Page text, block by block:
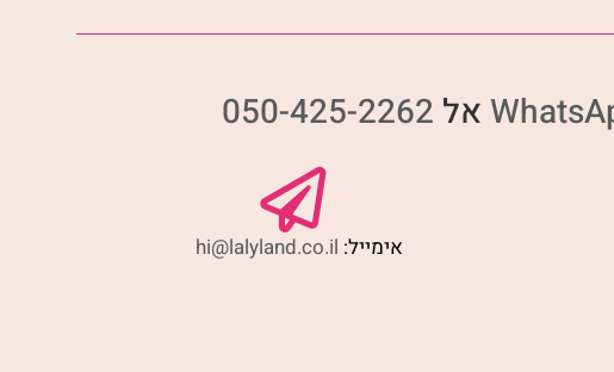
אל 050-425-2262
אימייל: hi@lalyland.co.il